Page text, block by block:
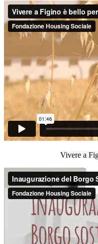
Vivere a